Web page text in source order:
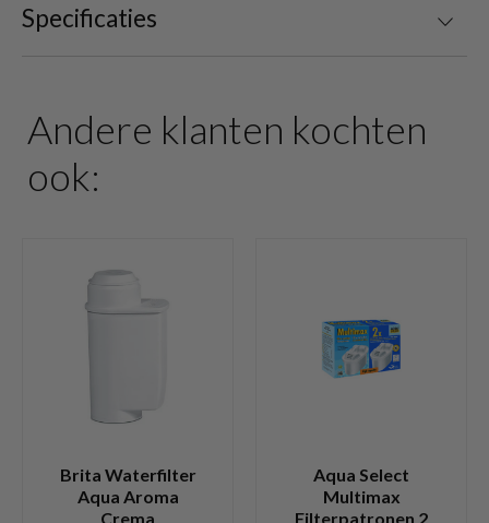
Specificaties
Andere klanten kochten
ook:
Brita Waterfilter
Aqua Aroma
Crema
Aqua Select
Multimax
Filterpatronen 2